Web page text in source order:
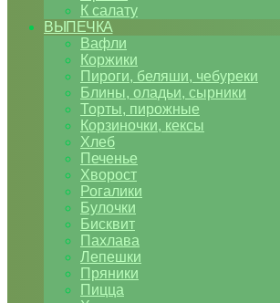
К салату
ВЫПЕЧКА
Вафли
Коржики
Пироги, беляши, чебуреки
Блины, оладьи, сырники
Торты, пирожные
Корзиночки, кексы
Хлеб
Печенье
Хворост
Рогалики
Булочки
Бисквит
Пахлава
Лепешки
Пряники
Пицца